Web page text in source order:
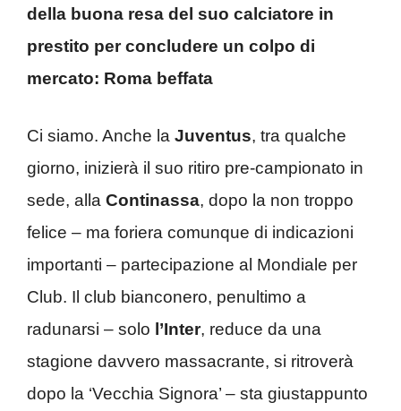
della buona resa del suo calciatore in
prestito per concludere un colpo di
mercato: Roma beffata
Ci siamo. Anche la Juventus, tra qualche
giorno, inizierà il suo ritiro pre-campionato in
sede, alla Continassa, dopo la non troppo
felice – ma foriera comunque di indicazioni
importanti – partecipazione al Mondiale per
Club. Il club bianconero, penultimo a
radunarsi – solo l’Inter, reduce da una
stagione davvero massacrante, si ritroverà
dopo la ‘Vecchia Signora’ – sta giustappunto